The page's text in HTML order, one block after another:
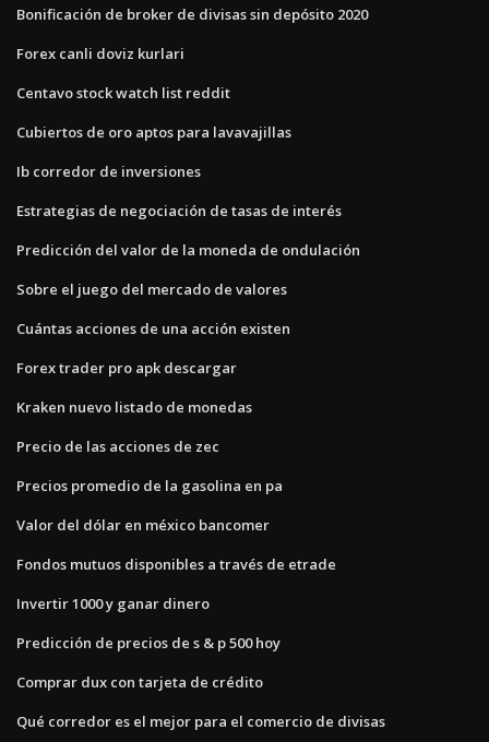
Bonificación de broker de divisas sin depósito 2020
Forex canli doviz kurlari
Centavo stock watch list reddit
Cubiertos de oro aptos para lavavajillas
Ib corredor de inversiones
Estrategias de negociación de tasas de interés
Predicción del valor de la moneda de ondulación
Sobre el juego del mercado de valores
Cuántas acciones de una acción existen
Forex trader pro apk descargar
Kraken nuevo listado de monedas
Precio de las acciones de zec
Precios promedio de la gasolina en pa
Valor del dólar en méxico bancomer
Fondos mutuos disponibles a través de etrade
Invertir 1000 y ganar dinero
Predicción de precios de s & p 500 hoy
Comprar dux con tarjeta de crédito
Qué corredor es el mejor para el comercio de divisas